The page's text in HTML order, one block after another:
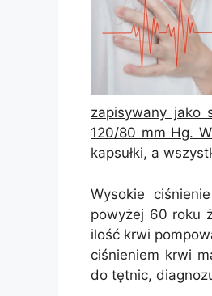
zapisywany jako
120/80 mm Hg.
kapsułki, a
Wysokie
powyżej 60 roku
ilość krwi
ciśnieniem krwi
do tętnic,